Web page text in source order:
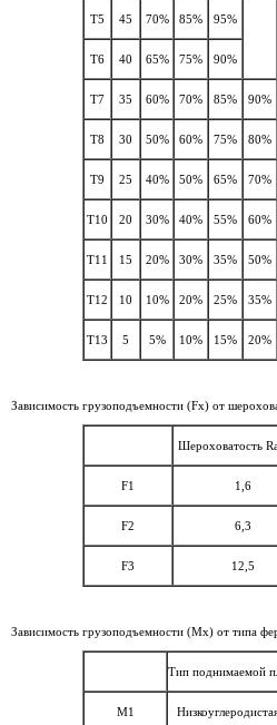
Т5 45 70% 85% 95%
Т6 40 65% 75% 90%
Т7 35 60% 70% 85% 90%
Т8 30 50% 60% 75% 80%
Т9 25 40% 50% 65% 70%
Т10 20 30% 40% 55% 60%
Т11 15 20% 30% 35% 50%
Т12 10 10% 20% 25% 35%
Т13 5 5% 10% 15% 20%
Зависимость грузоподъемности (Fх) от
Шероховатость
F1 1,6
F2 6,3
F3 12,5
Зависимость грузоподъемности (Мх) от типа
Тип поднимаемой
М1